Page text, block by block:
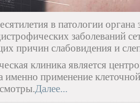
в патологии органа
заболеваний
причин слабовидения и
клиника является
именно применение
Далее...